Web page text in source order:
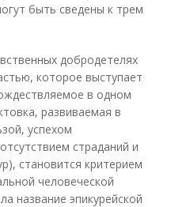
быть сведены к трем
добродетелях
которое выступает
в одном
развиваемая в
успехом
страданий и
становится критерием
человеческой
название эпикурейской